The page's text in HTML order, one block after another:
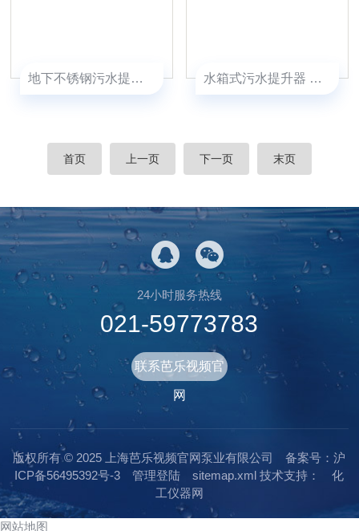
地下不锈钢污水提升设备 隔油装置 隔油污水提升设备 水箱式污水提升器 不锈钢污水提升泵厂 上海污水提升设备
首页 上一页 下一页 末页
24小时服务热线
021-59773783
联系芭乐视频官
网
版权所有 © 2025 上海芭乐视频官网泵业有限公司备案号：沪
ICP备56495392号-3
管理登陆 sitemap.xml 技术支持：
化
工仪器网
网站地图